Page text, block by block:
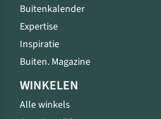
Buitenkalender
Expertise
Inspiratie
Buiten. Magazine
WINKELEN
Alle winkels